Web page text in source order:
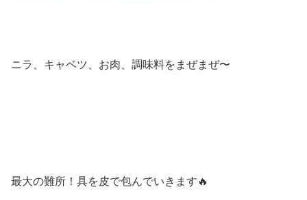
ニラ、キャベツ、お肉、調味料をまぜまぜ〜
最大の難所！具を皮で包んでいきます🔥